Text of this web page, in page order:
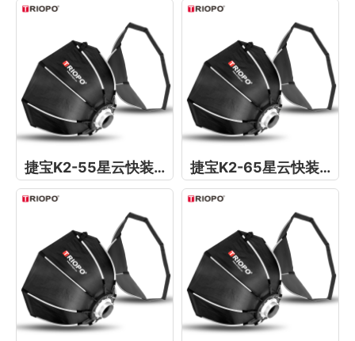
捷宝K2-55星云快装柔光箱 捷宝K2-65星云快装柔光箱